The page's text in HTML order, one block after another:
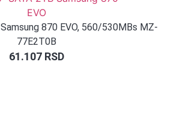
870 EVO, 560/530MBs MZ-
77E2T0B
61.107 RSD